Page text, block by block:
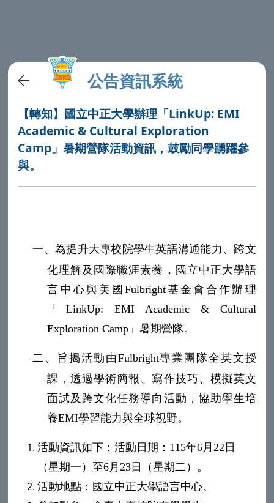
公告資訊系統
【轉知】國立中正大學辦理「LinkUp: EMI
Academic & Cultural Exploration
Camp」暑期營隊活動資訊，鼓勵同學踴躍參
與。
一、 為提升大專校院學生英語溝通能力、跨文
化理解及國際職涯素養， 國立中正大學語
言中心與美國 Fulbright基金會合作辦理
「LinkUp: EMI Academic & Cultural
Exploration Camp 」暑期營隊。
二、 旨揭活動由Fulbright專業團隊全英文授
課，透過學術簡報、寫作技巧、模擬英文
面試及跨文化任務導向活動，協助學生培
養EMI學習能力與全球視野。
活動資訊如下：活動日期： 115年6 月 22 日
（星期一）至6 月 23日（星期二）。
活動地點： 國立中正大學語言中心。